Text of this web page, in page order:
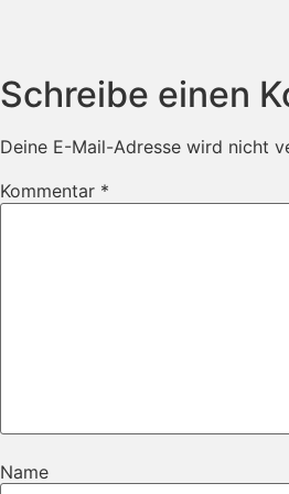
Schreibe einen
Deine E-Mail-Adresse wird nicht
Kommentar *
Name